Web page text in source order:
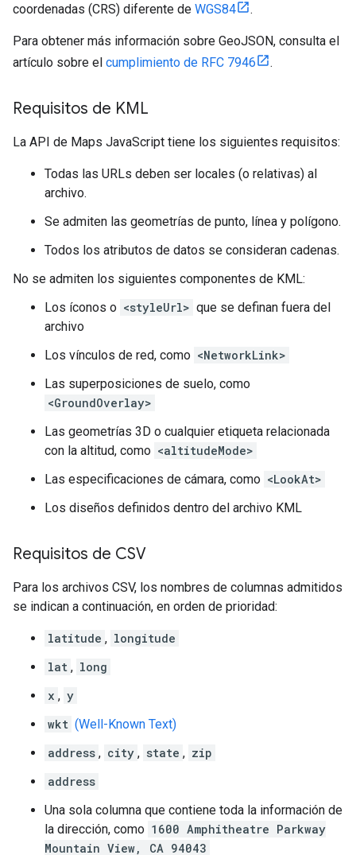
coordenadas (CRS) diferente de WGS84 .
Para obtener más información sobre GeoJSON, consulta el
artículo sobre el cumplimiento de RFC 7946 .
Requisitos de KML
La API de Maps JavaScript tiene los siguientes requisitos:
Todas las URLs deben ser locales (o relativas) al
archivo.
Se admiten las geometrías de punto, línea y polígono.
Todos los atributos de datos se consideran cadenas.
No se admiten los siguientes componentes de KML:
Los íconos o <styleUrl> que se definan fuera del
archivo
Los vínculos de red, como <NetworkLink>
Las superposiciones de suelo, como
<GroundOverlay>
Las geometrías 3D o cualquier etiqueta relacionada
con la altitud, como <altitudeMode>
Las especificaciones de cámara, como <LookAt>
Los diseños definidos dentro del archivo KML
Requisitos de CSV
Para los archivos CSV, los nombres de columnas admitidos
se indican a continuación, en orden de prioridad:
latitude , longitude
lat , long
x , y
wkt (Well-Known Text)
address , city , state , zip
address
Una sola columna que contiene toda la información de
la dirección, como 1600 Amphitheatre Parkway
Mountain View, CA 94043